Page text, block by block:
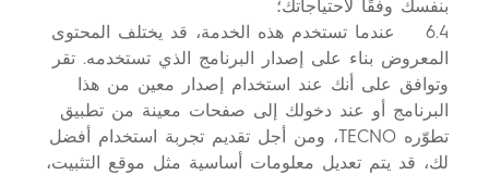
بنفسك وفقًا لاحتياجاتك؛
6.4 عندما تستخدم هذه الخدمة، قد يختلف المحتوى
المعروض بناء على إصدار البرنامج الذي تستخدمه. تقر
وتوافق على أنك عند استخدام إصدار معين من هذا
البرنامج أو عند دخولك إلى صفحات معينة من تطبيق
تطوّره TECNO، ومن أجل تقديم تجربة استخدام أفضل
لك، قد يتم تعديل معلومات أساسية مثل موقع التثبيت،